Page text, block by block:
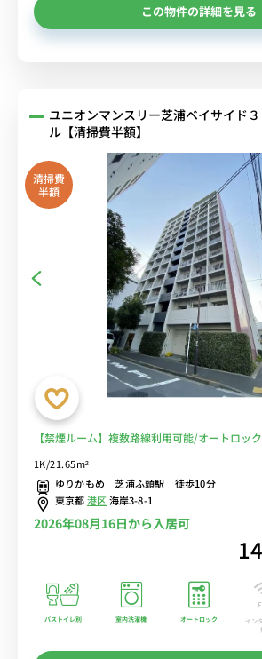
この物件の詳細を見る
ユニオンマンスリー芝浦ベイサイド
ル【清掃費半額】
清掃費
半額
【禁煙ルーム】複数路線利用可能/オートロッ
中！
1K/21.65m²
ゆりかもめ 芝浦ふ頭駅 徒歩10分
東京都港区海岸3-8-1
2026年08月16日から入居可
バストイレ別 室内洗濯機 オートロック
イン